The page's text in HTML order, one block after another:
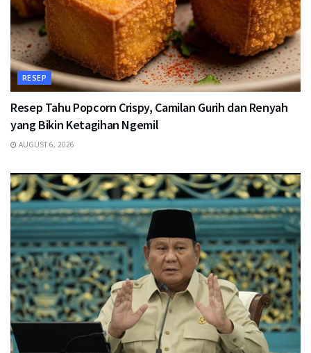
RESEP
Resep Tahu Popcorn Crispy, Camilan Gurih dan Renyah
yang Bikin Ketagihan Ngemil
AUGUST 6, 2026